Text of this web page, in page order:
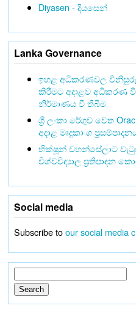
Diyasen - දියසෙන්
Lanka Governance
ඉහළ අධිකරණවල
කිරීමට අදාළව අධිකරණ
නිර්මාණය වී තිබීම
ශ්‍රී ලංකා රේගුව වෙත
අදාළ මෘදුකාංග
භික්ෂූන් වහන්සේලාට
විශ්වවිද්‍යාල ප්‍රතිපාදන
Social media
Subscribe toour social media